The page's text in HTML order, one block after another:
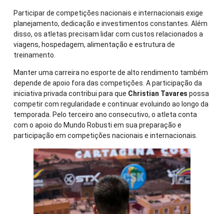
Participar de competições nacionais e internacionais exige
planejamento, dedicação e investimentos constantes. Além
disso, os atletas precisam lidar com custos relacionados a
viagens, hospedagem, alimentação e estrutura de
treinamento.
Manter uma carreira no esporte de alto rendimento também
depende de apoio fora das competições. A participação da
iniciativa privada contribui para que Christian Tavares possa
competir com regularidade e continuar evoluindo ao longo da
temporada. Pelo terceiro ano consecutivo, o atleta conta
com o apoio do Mundo Robusti em sua preparação e
participação em competições nacionais e internacionais.